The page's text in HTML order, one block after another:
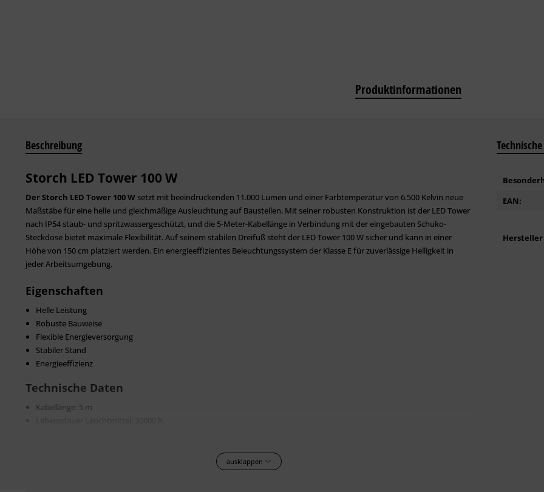
Produktinformationen
Beschreibung
Storch LED Tower 100 W
Der Storch LED Tower 100 W setzt mit beeindruckenden 11.000 Lumen und einer Farbtemperatur von 6.500 Kelvin neue
Maßstäbe für eine helle und gleichmäßige Ausleuchtung auf Baustellen. Mit seiner robusten Konstruktion ist der LED Tower
nach IP54 staub- und spritzwassergeschützt, und die 5-Meter-Kabellänge in Verbindung mit der eingebauten Schuko-
Steckdose bietet maximale Flexibilität. Auf seinem stabilen Dreifuß steht der LED Tower 100 W sicher und kann in einer
Höhe von 150 cm platziert werden. Ein energieeffizientes Beleuchtungssystem der Klasse E für zuverlässige Helligkeit in
jeder Arbeitsumgebung.
Eigenschaften
Helle Leistung
Robuste Bauweise
Flexible Energieversorgung
Stabiler Stand
Energieeffizienz
Technische Daten
Kabellänge: 5 m
ausklappen
EAN:
Hersteller